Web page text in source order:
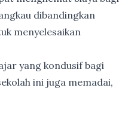
dibandingkan
menyelesaikan
yang kondusif bagi
ini juga memadai,